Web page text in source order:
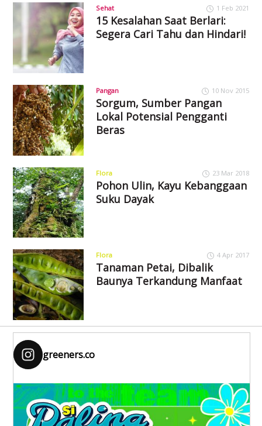
Sehat 1 Feb 2021
15 Kesalahan Saat Berlari:
Segera Cari Tahu dan Hindari!
Pangan 10 Nov 2015
Sorgum, Sumber Pangan
Lokal Potensial Pengganti
Beras
Flora 23 Mar 2018
Pohon Ulin, Kayu Kebanggaan
Suku Dayak
Flora 4 Apr 2017
Tanaman Petai, Dibalik
Baunya Terkandung Manfaat
greeners.co